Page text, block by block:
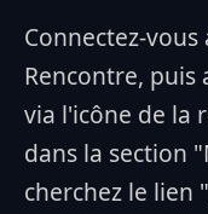
Connectez-
Rencontre, puis
via l'icône de la
dans la section
cherchez le